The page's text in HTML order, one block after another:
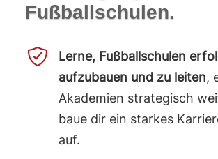
Fußballschulen.
Lerne, Fußballschulen
aufzubauen und zu leiten,
Akademien strategisch
baue dir ein starkes
auf.